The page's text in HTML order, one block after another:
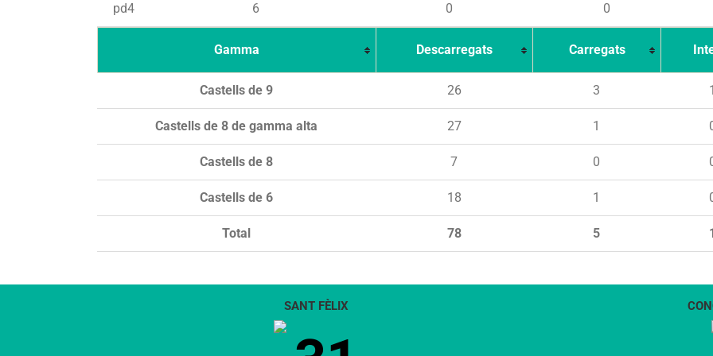
pd4 6 0 0
Gamma Descarregats Carregats
Total 78 5
Castells de 9 26 3
Castells de 8 de gamma alta 27 1
Castells de 8 7 0
Castells de 6 18 1
SANT FÈLIX